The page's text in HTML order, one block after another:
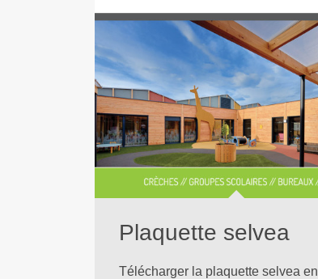
Plaquette selvea
Télécharger la plaquette selvea en